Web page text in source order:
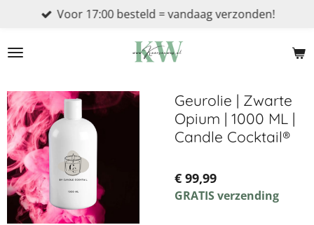
naar
Voor 17:00 besteld = vandaag verzonden!
Geurolie | Zwarte
Opium | 1000 ML |
Candle Cocktail®
€ 99,99
GRATIS verzending